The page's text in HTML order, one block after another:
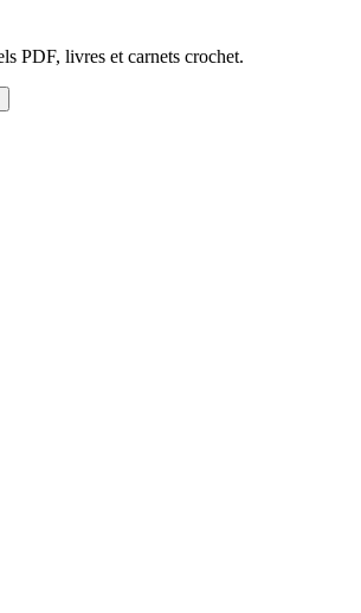
PDF, livres et carnets crochet.